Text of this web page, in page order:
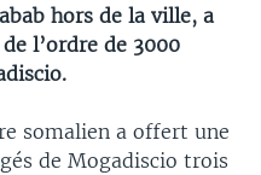
hors de la ville, a
l’ordre de 3000
somalien a offert une
de Mogadiscio trois